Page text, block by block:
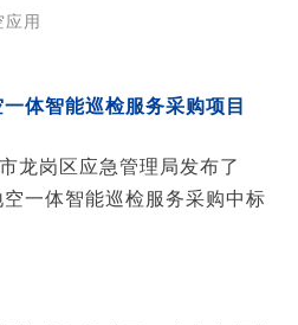
应用
体智能巡检服务采购项目
龙岗区应急管理局发布了
空一体智能巡检服务采购中标